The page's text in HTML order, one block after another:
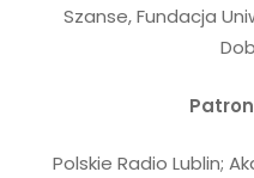
Szanse,Fundacja
Polskie Radio Lublin;